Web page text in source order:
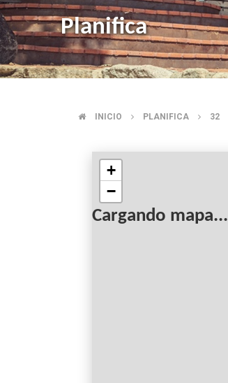
Planifica
SOBRESCRIBIR
ENLACES
DE
INICIO PLANIFICA 32
Cargando mapa...
+
−